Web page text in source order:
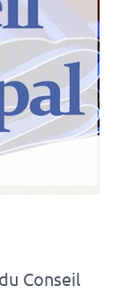
Conseil